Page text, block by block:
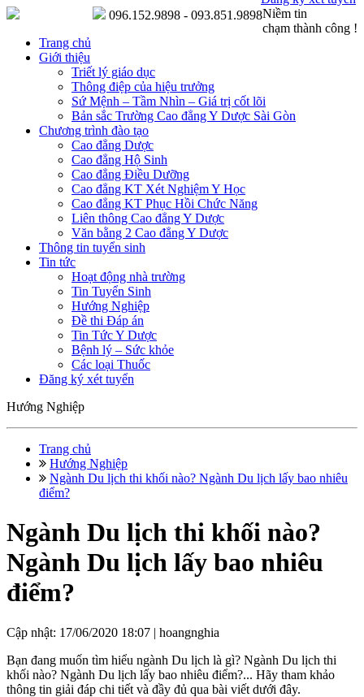
Niềm tin
chạm thành công !
096.152.9898 - 093.851.9898
Trang chủ
Giới thiệu
Triết lý giáo dục
Thông điệp của hiệu trưởng
Sứ Mệnh – Tầm Nhìn – Giá trị cốt lõi
Bản sắc Trường Cao đẳng Y Dược Sài Gòn
Chương trình đào tạo
Cao đẳng Dược
Cao đẳng Hộ Sinh
Cao đẳng Điều Dưỡng
Cao đẳng KT Xét Nghiệm Y Học
Cao đẳng KT Phục Hồi Chức Năng
Liên thông Cao đẳng Y Dược
Văn bằng 2 Cao đẳng Y Dược
Thông tin tuyển sinh
Tin tức
Hoạt động nhà trường
Tin Tuyển Sinh
Hướng Nghiệp
Đề thi Đáp án
Tin Tức Y Dược
Bệnh lý – Sức khỏe
Các loại Thuốc
Đăng ký xét tuyển
Hướng Nghiệp
Trang chủ
Hướng Nghiệp
Ngành Du lịch thi khối nào? Ngành Du lịch lấy bao nhiêu
điểm?
Ngành Du lịch thi khối nào?
Ngành Du lịch lấy bao nhiêu
điểm?
Cập nhật: 17/06/2020 18:07 | hoangnghia
Bạn đang muốn tìm hiểu ngành Du lịch là gì? Ngành Du lịch thi
khối nào? Ngành Du lịch lấy bao nhiêu điểm?... Hãy tham khảo
thông tin giải đáp chi tiết và đầy đủ qua bài viết dưới đây.